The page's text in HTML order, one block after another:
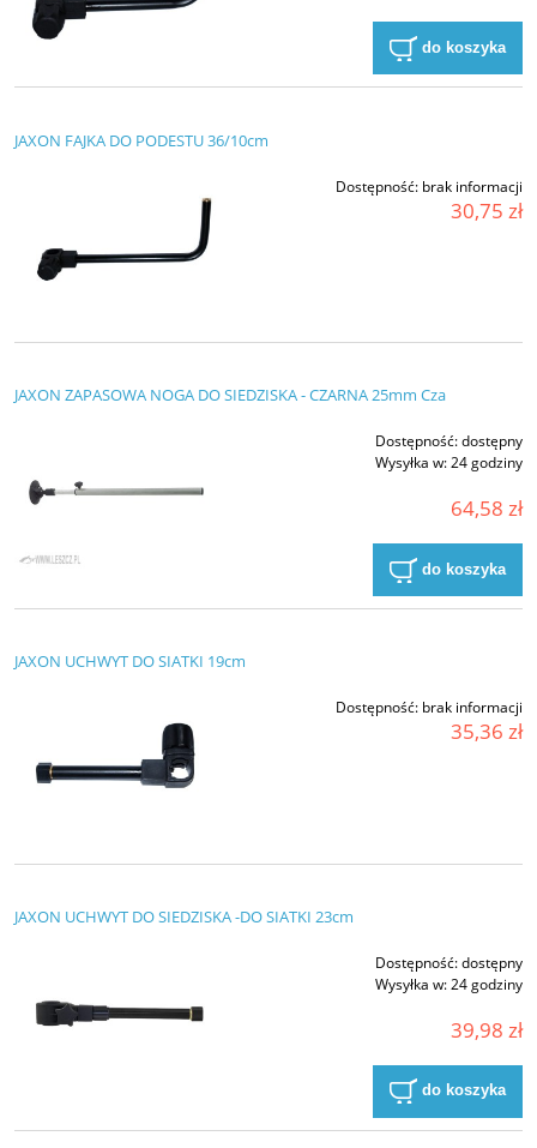
do koszyka
JAXON FAJKA DO PODESTU 36/10cm
Dostępność: brak informacji
30,75 zł
JAXON ZAPASOWA NOGA DO SIEDZISKA - CZARNA 25mm Cza
Dostępność:dostępny
Wysyłka w:24 godziny
64,58 zł
do koszyka
JAXON UCHWYT DO SIATKI 19cm
Dostępność: brak informacji
35,36 zł
JAXON UCHWYT DO SIEDZISKA -DO SIATKI 23cm
Dostępność:dostępny
Wysyłka w:24 godziny
39,98 zł
do koszyka